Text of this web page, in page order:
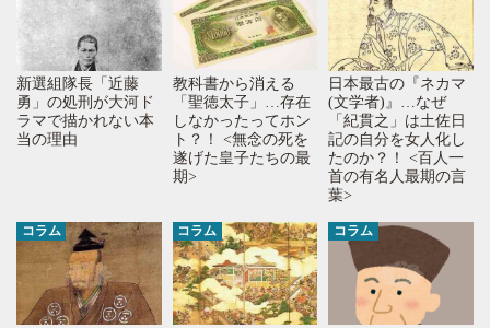
新選組隊長「近藤
勇」の処刑が大河ド
ラマで描かれない本
当の理由
教科書から消える
「聖徳太子」…存在
しなかったってホン
ト？！ <無念の死を
遂げた皇子たちの最
期>
日本最古の『ネカマ
(文学者)』…なぜ
「紀貫之」は土佐日
記の自分を女人化し
たのか？！ <百人一
首の有名人最期の言
葉>
コラム コラム コラム